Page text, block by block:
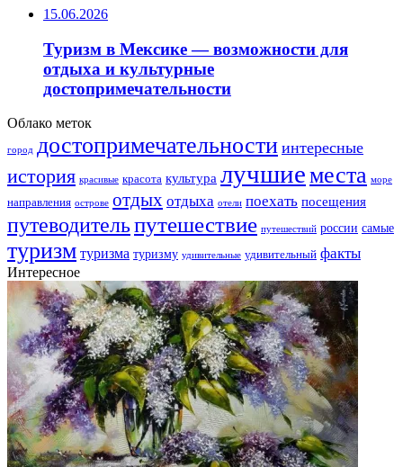
15.06.2026
Туризм в Мексике — возможности для
отдыха и культурные
достопримечательности
Облако меток
город достопримечательности интересные
история красивые красота культура лучшиеместа море
направления острове отдых отдыха отели поехать посещения
путеводительпутешествие путешествий россии самые
туризм туризма туризму удивительные удивительный факты
Интересное